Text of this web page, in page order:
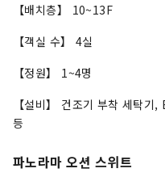
【배치층】 10~13F
【객실 수】 4실
【정원】 1~4명
【설비】 건조기 부착 세탁
등
파노라마 오션 스위트